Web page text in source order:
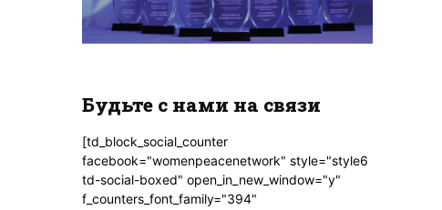
Будьте с нами на связи
[td_block_social_counter
facebook="womenpeacenetwork" style="style6
td-social-boxed" open_in_new_window="y"
f_counters_font_family="394"